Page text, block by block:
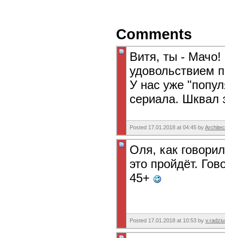
Comments
Витя, ты - Мачо!
удовольствием
У нас уже
сериала. Шквал
Posted 17.01.2018 at 04:45 by
Оля, как
это пройдёт.
45+
Posted 17.01.2018 at 10:53 by